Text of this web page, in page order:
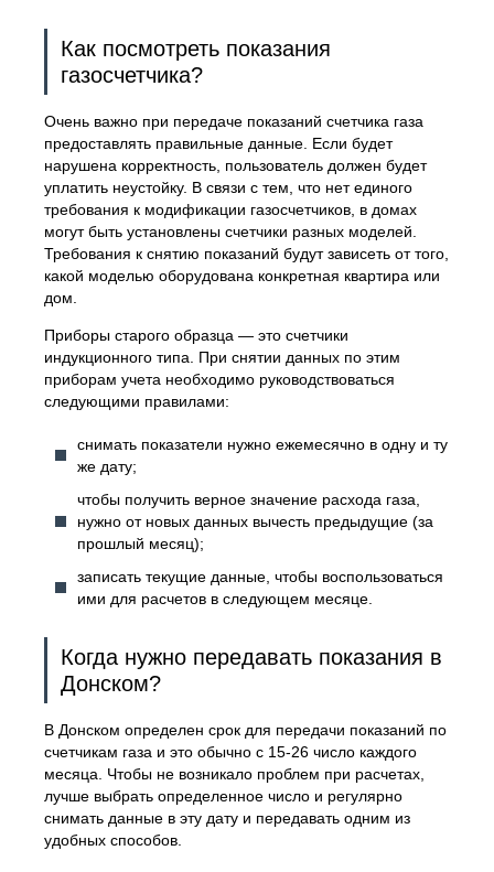
Как посмотреть показания
газосчетчика?
Очень важно при передаче показаний счетчика газа
предоставлять правильные данные. Если будет
нарушена корректность, пользователь должен будет
уплатить неустойку. В связи с тем, что нет единого
требования к модификации газосчетчиков, в домах
могут быть установлены счетчики разных моделей.
Требования к снятию показаний будут зависеть от того,
какой моделью оборудована конкретная квартира или
дом.
Приборы старого образца — это счетчики
индукционного типа. При снятии данных по этим
приборам учета необходимо руководствоваться
следующими правилами:
снимать показатели нужно ежемесячно в одну и ту
же дату;
чтобы получить верное значение расхода газа,
нужно от новых данных вычесть предыдущие (за
прошлый месяц);
записать текущие данные, чтобы воспользоваться
ими для расчетов в следующем месяце.
Когда нужно передавать показания в
Донском?
В Донском определен срок для передачи показаний по
счетчикам газа и это обычно с 15-26 число каждого
месяца. Чтобы не возникало проблем при расчетах,
лучше выбрать определенное число и регулярно
снимать данные в эту дату и передавать одним из
удобных способов.